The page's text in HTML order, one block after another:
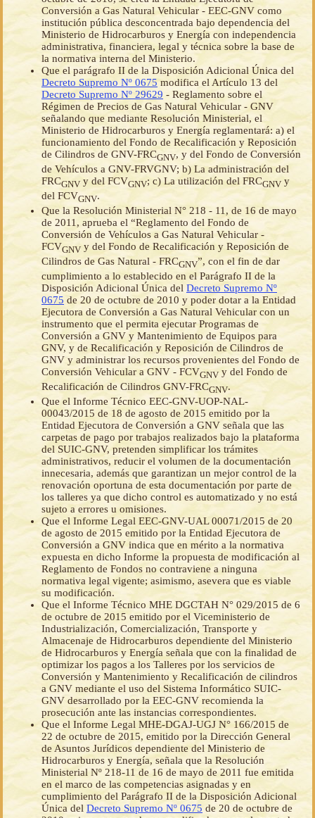
Conversión a Gas Natural Vehicular - EEC-GNV como
institución pública desconcentrada bajo dependencia del
Ministerio de Hidrocarburos y Energía con independencia
administrativa, financiera, legal y técnica sobre la base de
la normativa interna del Ministerio.
Que el parágrafo II de la Disposición Adicional Única del
Decreto Supremo Nº 0675modifica el Artículo 13 del
Decreto Supremo Nº 29629 - Reglamento sobre el
Régimen de Precios de Gas Natural Vehicular - GNV
señalando que mediante Resolución Ministerial, el
Ministerio de Hidrocarburos y Energía reglamentará: a) el
funcionamiento del Fondo de Recalificación y Reposición
de Cilindros de GNV-FRCGNV, y del Fondo de Conversión
de Vehículos a GNV-FRVGNV; b) La administración del
FRCGNV y del FCVGNV; c) La utilización del FRCGNV y
del FCVGNV.
Que la Resolución Ministerial N° 218 - 11, de 16 de mayo
de 2011, aprueba el “Reglamento del Fondo de
Conversión de Vehículos a Gas Natural Vehicular -
FCVGNVy del Fondo de Recalificación y Reposición de
Cilindros de Gas Natural - FRCGNV”, con el fin de dar
cumplimiento a lo establecido en el Parágrafo II de la
Disposición Adicional Única del Decreto Supremo Nº
0675 de 20 de octubre de 2010 y poder dotar a la Entidad
Ejecutora de Conversión a Gas Natural Vehicular con un
instrumento que el permita ejecutar Programas de
Conversión a GNV y Mantenimiento de Equipos para
GNV, y de Recalificación y Reposición de Cilindros de
GNV y administrar los recursos provenientes del Fondo de
Conversión Vehicular a GNV - FCVGNV y del Fondo de
Recalificación de Cilindros GNV-FRCGNV.
Que el Informe Técnico EEC-GNV-UOP-NAL-
00043/2015 de 18 de agosto de 2015 emitido por la
Entidad Ejecutora de Conversión a GNV señala que las
carpetas de pago por trabajos realizados bajo la plataforma
del SUIC-GNV, pretenden simplificar los trámites
administrativos, reducir el volumen de la documentación
innecesaria, además que garantizan un mejor control de la
renovación oportuna de esta documentación por parte de
los talleres ya que dicho control es automatizado y no está
sujeto a errores u omisiones.
Que el Informe Legal EEC-GNV-UAL 00071/2015 de 20
de agosto de 2015 emitido por la Entidad Ejecutora de
Conversión a GNV indica que en mérito a la normativa
expuesta en dicho Informe la propuesta de modificación al
Reglamento de Fondos no contraviene a ninguna
normativa legal vigente; asimismo, asevera que es viable
su modificación.
Que el Informe Técnico MHE DGCTAH N° 029/2015 de 6
de octubre de 2015 emitido por el Viceministerio de
Industrialización, Comercialización, Transporte y
Almacenaje de Hidrocarburos dependiente del Ministerio
de Hidrocarburos y Energía señala que con la finalidad de
optimizar los pagos a los Talleres por los servicios de
Conversión y Mantenimiento y Recalificación de cilindros
a GNV mediante el uso del Sistema Informático SUIC-
GNV desarrollado por la EEC-GNV recomienda la
prosecución ante las instancias correspondientes.
Que el Informe Legal MHE-DGAJ-UGJ N° 166/2015 de
22 de octubre de 2015, emitido por la Dirección General
de Asuntos Jurídicos dependiente del Ministerio de
Hidrocarburos y Energía, señala que la Resolución
Ministerial Nº 218-11 de 16 de mayo de 2011 fue emitida
en el marco de las competencias asignadas y en
cumplimiento del Parágrafo II de la Disposición Adicional
Única del Decreto Supremo Nº 0675 de 20 de octubre de